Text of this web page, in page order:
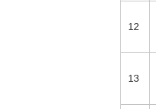
12
13